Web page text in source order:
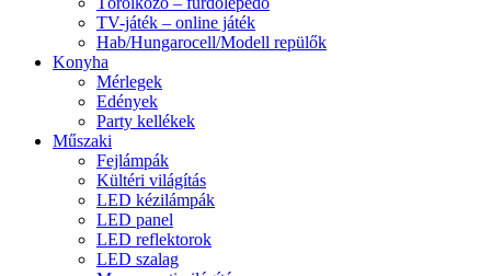
TV-játék – online játék
Hab/Hungarocell/Modell repülők
Konyha
Mérlegek
Edények
Party kellékek
Műszaki
Fejlámpák
Kültéri világítás
LED kézilámpák
LED panel
LED reflektorok
LED szalag